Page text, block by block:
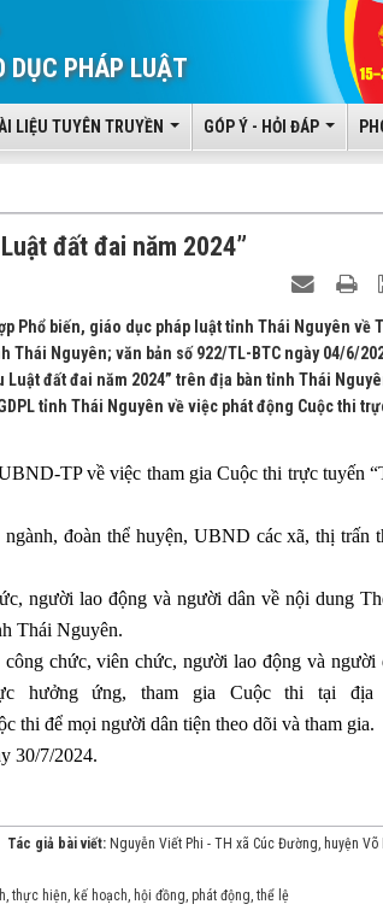
DỤC PHÁP LUẬT
LIỆU TUYÊN TRUYỀN GÓP Ý - HỎI ĐÁP
đất đai năm 2024”
Phổ biến, giáo dục pháp luật tỉnh Thái Nguyên về
Nguyên; văn bản số 922/TL-BTC ngày 04/6/
đất đai năm 2024” trên địa bàn tỉnh Thái
tỉnh Thái Nguyên về việc phát động Cuộc thi
TP về việc tham gia Cuộc thi trực tuyến
ngành, đoàn thể huyện, UBND các xã, thị trấn
ngườilao động và ngườidân về nội dung
Thái Nguyên.
công chức, viên chức, người lao động và người
hưởng ứng, tham gia Cuộc thi tại địa
thi để mọi người dân tiện theo dõi và tham gia.
30/7/2024.
Tác giả bài viết: Nguyễn Viết Phi - TH xã Cúc Đường, huyện Võ
, thực hiện, kế hoạch, hội đồng, phát động, thể lệ